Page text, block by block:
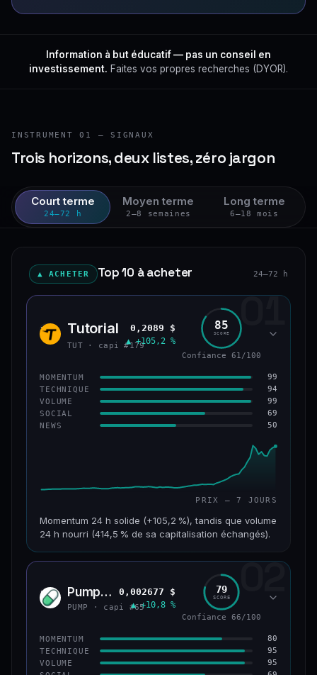
Information à but éducatif — pas un conseil en
investissement. Faites vos propres recherches (DYOR).
INSTRUMENT 01 — SIGNAUX
Trois horizons, deux listes, zéro jargon
Court terme
24–72 h
Moyen terme
2–8 semaines
Long terme
6–18 mois
▲ ACHETER Top 10 à acheter 24–72 h
01
TUT Tutorial
TUT · capi #179
0,2089 $
▲ +105,2 %
85
SCORE
Confiance 61/100
MOMENTUM 99
TECHNIQUE 94
VOLUME 99
SOCIAL 69
NEWS 50
PRIX — 7 JOURS
Momentum 24 h solide (+105,2 %), tandis que volume
24 h nourri (414,5 % de sa capitalisation échangés).
CAP. MARCHÉ VOLUME 24 H
VAR. 7 J VAR. 30 J
+1 610,9 %
VS ATH
−28,0 %
02
PUMP Pump.fun
PUMP · capi #65
0,002677 $
▲ +10,8 %
79
SCORE
Confiance 66/100
MOMENTUM 80
TECHNIQUE 95
VOLUME 95